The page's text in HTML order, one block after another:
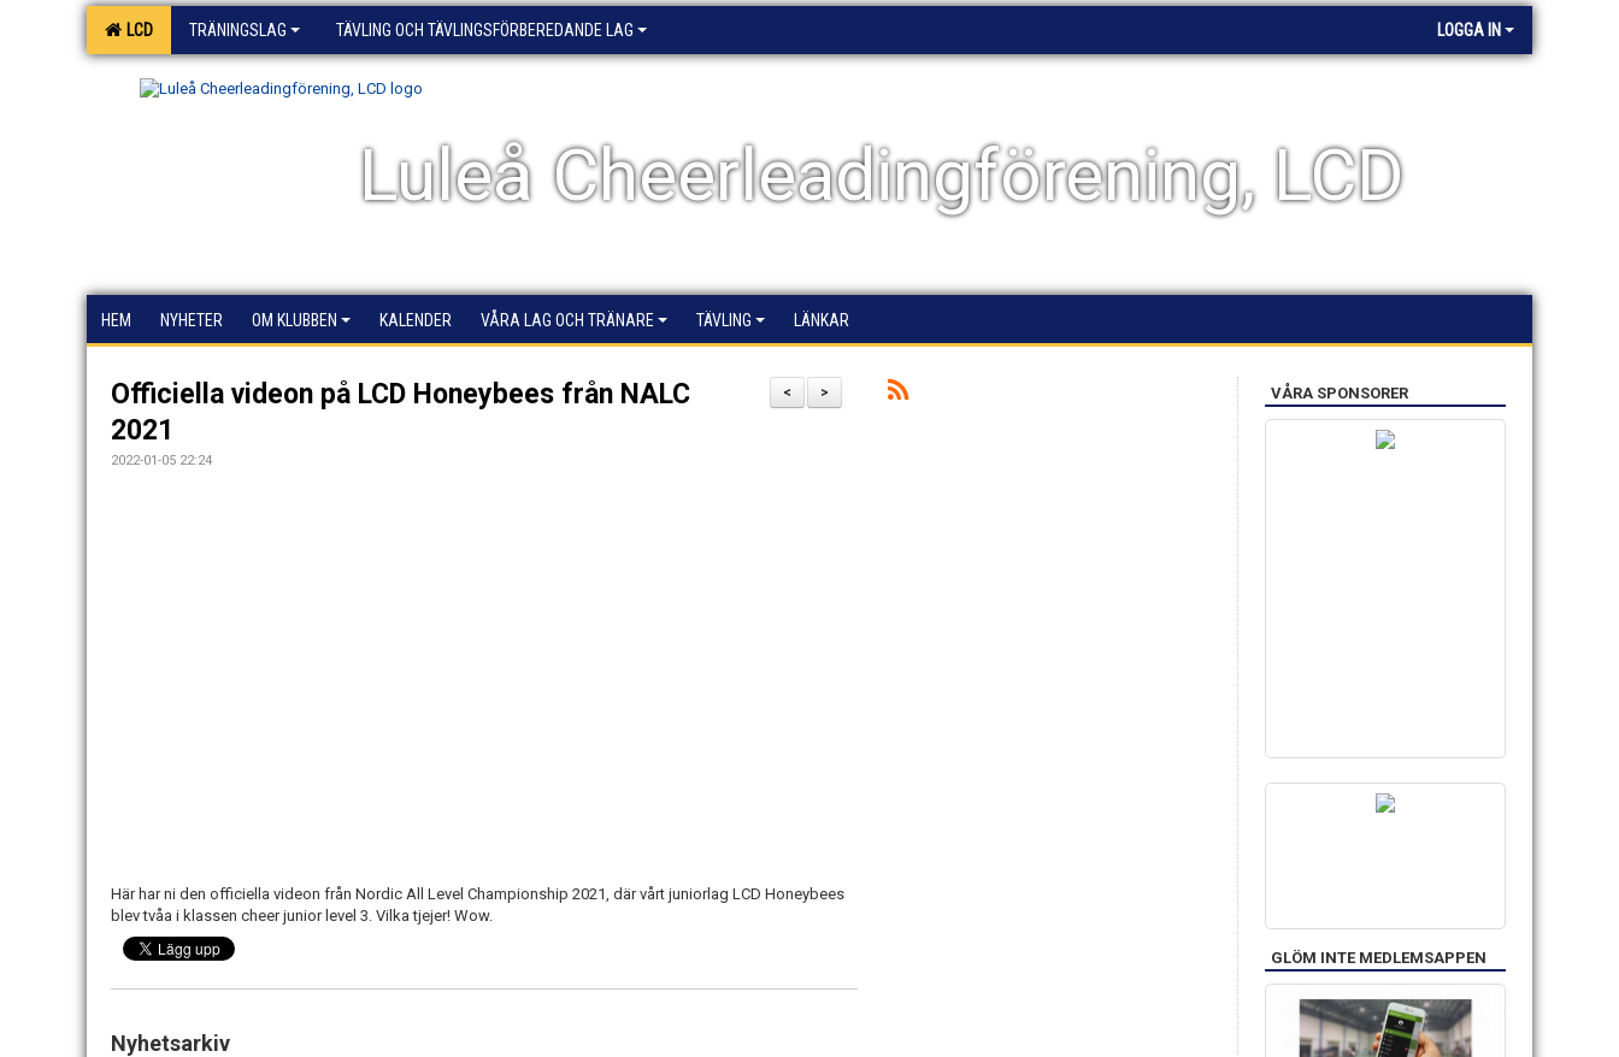
LCD TRÄNINGSLAG TÄVLING OCH TÄVLINGSFÖRBEREDANDE LAG LOGGA IN
Luleå Cheerleadingförening, LCD
HEM NYHETER OM KLUBBEN KALENDER VÅRA LAG OCH TRÄNARE TÄVLING LÄNKAR
>
<
Officiella videon på LCD Honeybees från NALC
2021
2022-01-05 22:24
Här har ni den officiella videon från Nordic All Level Championship 2021, där vårt juniorlag LCD Honeybees
blev tvåa i klassen cheer junior level 3. Vilka tjejer! Wow.
Nyhetsarkiv
VÅRA SPONSORER
GLÖM INTE MEDLEMSAPPEN